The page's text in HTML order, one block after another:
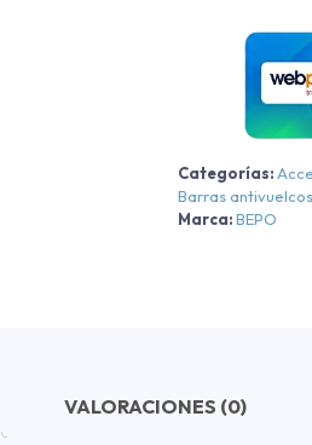
Bepo
Mazda
New
BT-
Core/
Plus
cantidad
Categorías:
Barras antivuelcos
Marca:BEPO
VALORACIONES (0)